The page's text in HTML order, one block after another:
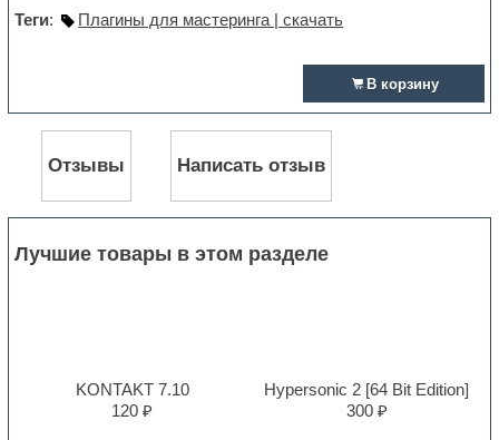
Теги: Плагины для мастеринга | скачать
В корзину
Отзывы Написать отзыв
Лучшие товары в этом разделе
KONTAKT 7.10
120 ₽
Hypersonic 2 [64 Bit Edition]
300 ₽